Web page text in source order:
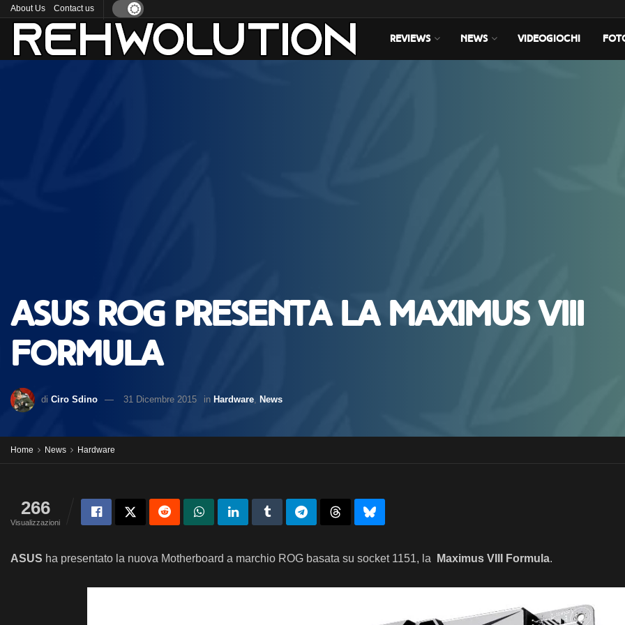
About Us Contact us
REVIEWS NEWS VIDEOGIOCHI
ASUS ROG presenta la Maximus VIII
Formula
di Ciro Sdino 31 Dicembre 2015 in Hardware News
Home News Hardware
266
Visualizzazioni
ASUS ha presentato la nuova Motherboard a marchio ROG basata su socket 1151, la Maximus VIII Formula.